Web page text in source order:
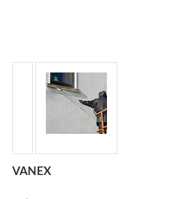
VANEX